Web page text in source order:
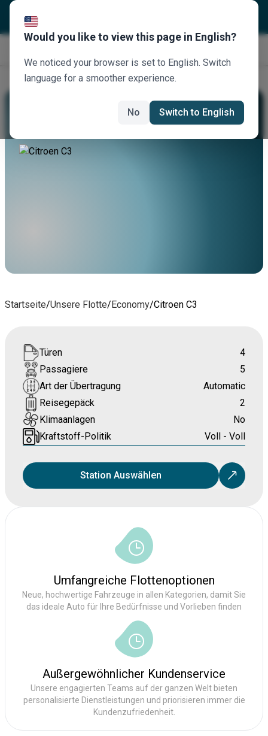
Mieten Sie Einen Citroen C3
Startseite/Unsere Flotte/Economy/Citroen C3
Umfangreiche Flottenoptionen
Neue, hochwertige Fahrzeuge in allen Kategorien, damit Sie
das ideale Auto für Ihre Bedürfnisse und Vorlieben finden
Außergewöhnlicher Kundenservice
Unsere engagierten Teams auf der ganzen Welt bieten
personalisierte Dienstleistungen und priorisieren immer die
Kundenzufriedenheit.
Türen
4
Passagiere
5
Art der Übertragung
Automatic
Reisegepäck
2
Klimaanlagen
No
Kraftstoff-Politik
Voll - Voll
Station Auswählen
Would you like to view this page in English?
We noticed your browser is set to English. Switch
language for a smoother experience.
No Switch to English